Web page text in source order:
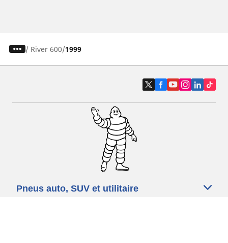
/ River 600 1999
Pneus auto, SUV et utilitaire